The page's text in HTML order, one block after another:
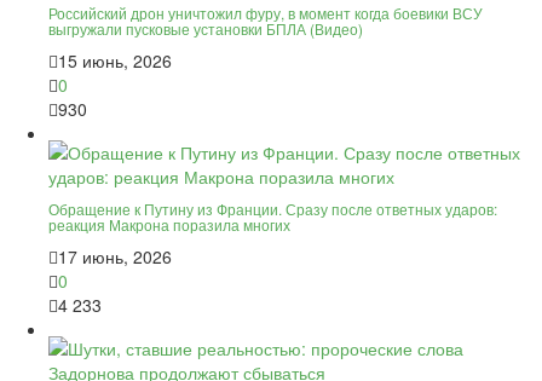
Российский дрон уничтожил фуру, в момент когда боевики ВСУ
выгружали пусковые установки БПЛА (Видео)
15 июнь, 2026
0
930
Обращение к Путину из Франции. Сразу после ответных ударов:
реакция Макрона поразила многих
17 июнь, 2026
0
4 233